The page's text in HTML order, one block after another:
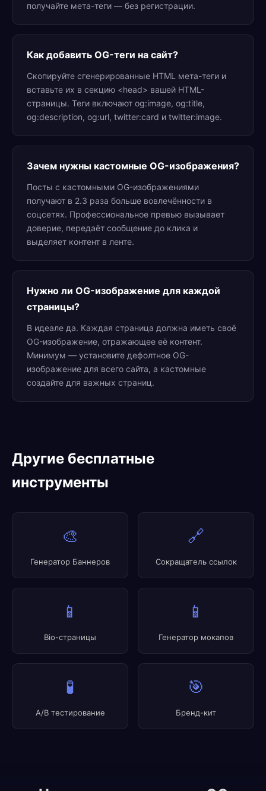
получайте мета-теги — без регистрации.
Как добавить OG-теги на сайт?
Скопируйте сгенерированные HTML мета-теги и
вставьте их в секцию <head> вашей HTML-
страницы. Теги включают og:image, og:title,
og:description, og:url, twitter:card и twitter:image.
Зачем нужны кастомные OG-изображения?
Посты с кастомными OG-изображениями
получают в 2.3 раза больше вовлечённости в
соцсетях. Профессиональное превью вызывает
доверие, передаёт сообщение до клика и
выделяет контент в ленте.
Нужно ли OG-изображение для каждой
страницы?
В идеале да. Каждая страница должна иметь своё
OG-изображение, отражающее её контент.
Минимум — установите дефолтное OG-
изображение для всего сайта, а кастомные
создайте для важных страниц.
Другие бесплатные
инструменты
🎨
Генератор Баннеров
🔗
Сокращатель ссылок
📱
Bio-страницы
📱
Генератор мокапов
🧪
A/B тестирование
🎯
Бренд-кит